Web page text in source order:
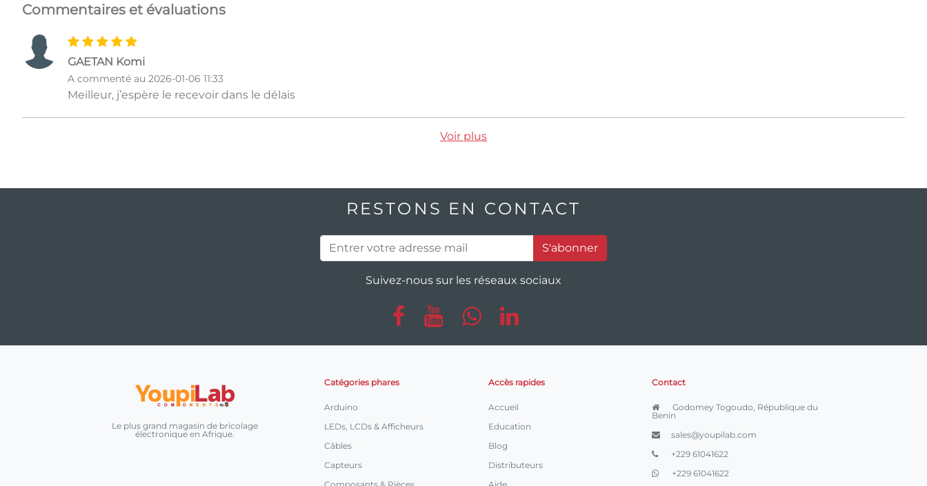
Commentaires et évaluations
GAETAN Komi
A commenté au 2026-01-06 11:33
Meilleur, j’espère le recevoir dans le délais
Voir plus
RESTONS EN CONTACT
S'abonner
Suivez-nous sur les réseaux sociaux
Le plus grand magasin de bricolage
électronique en Afrique.
Catégories phares
Arduino
LEDs, LCDs & Afficheurs
Câbles
Capteurs
Accès rapides
Accueil
Education
Blog
Distributeurs
Contact
Godomey Togoudo, République du
Benin
sales@youpilab.com
+229 61041622
+229 61041622